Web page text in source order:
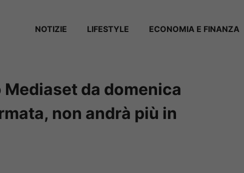
NOTIZIE LIFESTYLE ECONOMIA E FINANZA
da domenica
non andrà più in